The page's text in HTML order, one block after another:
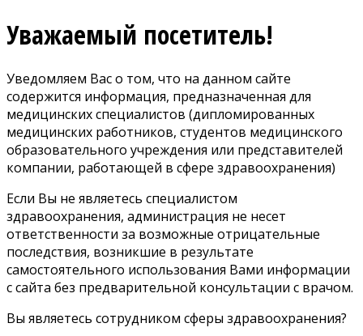
Уважаемый посетитель!
Уведомляем Вас о том, что на данном сайте
содержится информация, предназначенная для
медицинских специалистов (дипломированных
медицинских работников, студентов медицинского
образовательного учреждения или представителей
компании, работающей в сфере здравоохранения)
Если Вы не являетесь специалистом
здравоохранения, администрация не несет
ответственности за возможные отрицательные
последствия, возникшие в результате
самостоятельного использования Вами информации
с сайта без предварительной консультации с врачом.
Вы являетесь сотрудником сферы здравоохранения?